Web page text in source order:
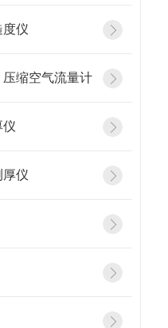
度仪
压缩空气流量计
仪
厚仪